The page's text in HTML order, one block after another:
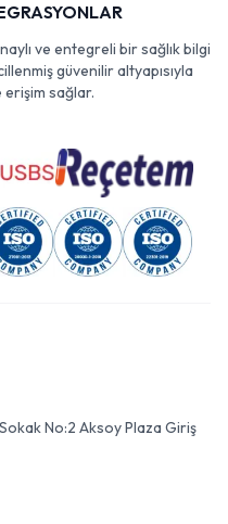
ve entegreli bir sağlık bilgi
güvenilir altyapısıyla
erişim sağlar.
No:2 Aksoy Plaza Giriş